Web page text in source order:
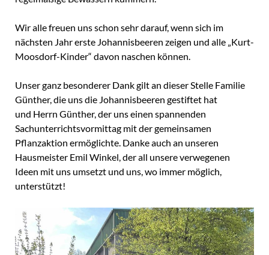
Wir alle freuen uns schon sehr darauf, wenn sich im
nächsten Jahr erste Johannisbeeren zeigen und alle „Kurt-
Moosdorf-Kinder“ davon naschen können.
Unser ganz besonderer Dank gilt an dieser Stelle Familie
Günther, die uns die Johannisbeeren gestiftet hat
und Herrn Günther, der uns einen spannenden
Sachunterrichtsvormittag mit der gemeinsamen
Pflanzaktion ermöglichte. Danke auch an unseren
Hausmeister Emil Winkel, der all unsere verwegenen
Ideen mit uns umsetzt und uns, wo immer möglich,
unterstützt!